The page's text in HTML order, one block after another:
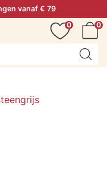
vanaf € 79
0
0